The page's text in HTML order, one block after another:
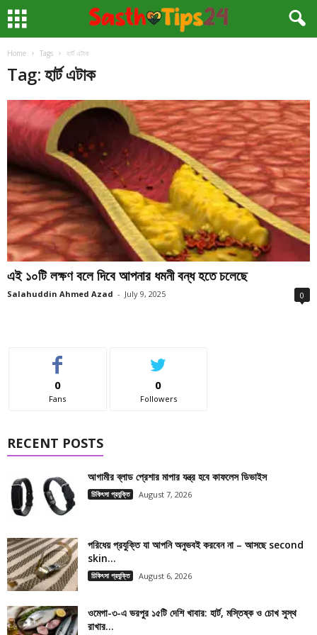
Home Tags হার্ট এটাক
Tag: হার্ট এটাক
এই ১০টি লক্ষণ বলে দিবে আপনার ধমনী বন্ধ হতে চলেছে
Salahuddin Ahmed Azad - July 9, 2025 0
0
Fans
0
Followers
RECENT POSTS
আগামীর ব্লাড প্রেশার মাপার যন্ত্র হবে কাফলেস ডিভাইস
চিকিৎসা প্রযুক্তি August 7, 2026
পরিধেয় প্রযুক্তি যা আপনি অনুভবই করবেন না – আসছে second
skin...
চিকিৎসা প্রযুক্তি August 6, 2026
ওমেগা-৩-এ ভরপুর ১৫টি দেশি খাবার: হার্ট, মস্তিষ্ক ও চোখ সুস্থ
রাখার...